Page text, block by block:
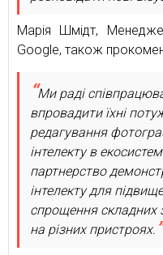
Марія Шмідт,
Google, також
Ми раді
впровадити їхні
редагування
інтелекту в
партнерство
інтелекту для
спрощення складних
на різних пристроях.